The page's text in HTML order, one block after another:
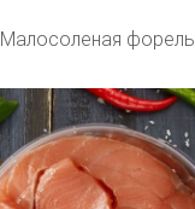
Малосоленая форель